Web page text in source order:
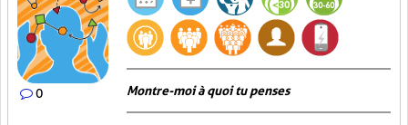
0 Montre-moi à quoi tu penses